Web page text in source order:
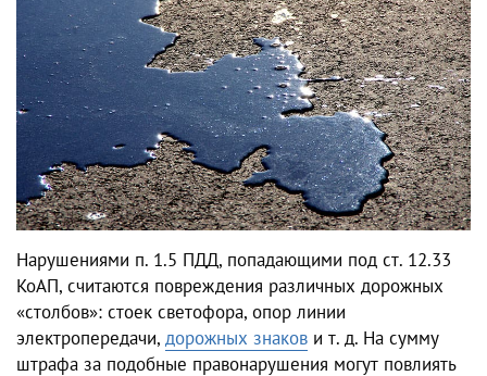
Нарушениями п. 1.5 ПДД, попадающими под ст. 12.33
КоАП, считаются повреждения различных дорожных
«столбов»: стоек светофора, опор линии
электропередачи, дорожных знаков и т. д. На сумму
штрафа за подобные правонарушения могут повлиять